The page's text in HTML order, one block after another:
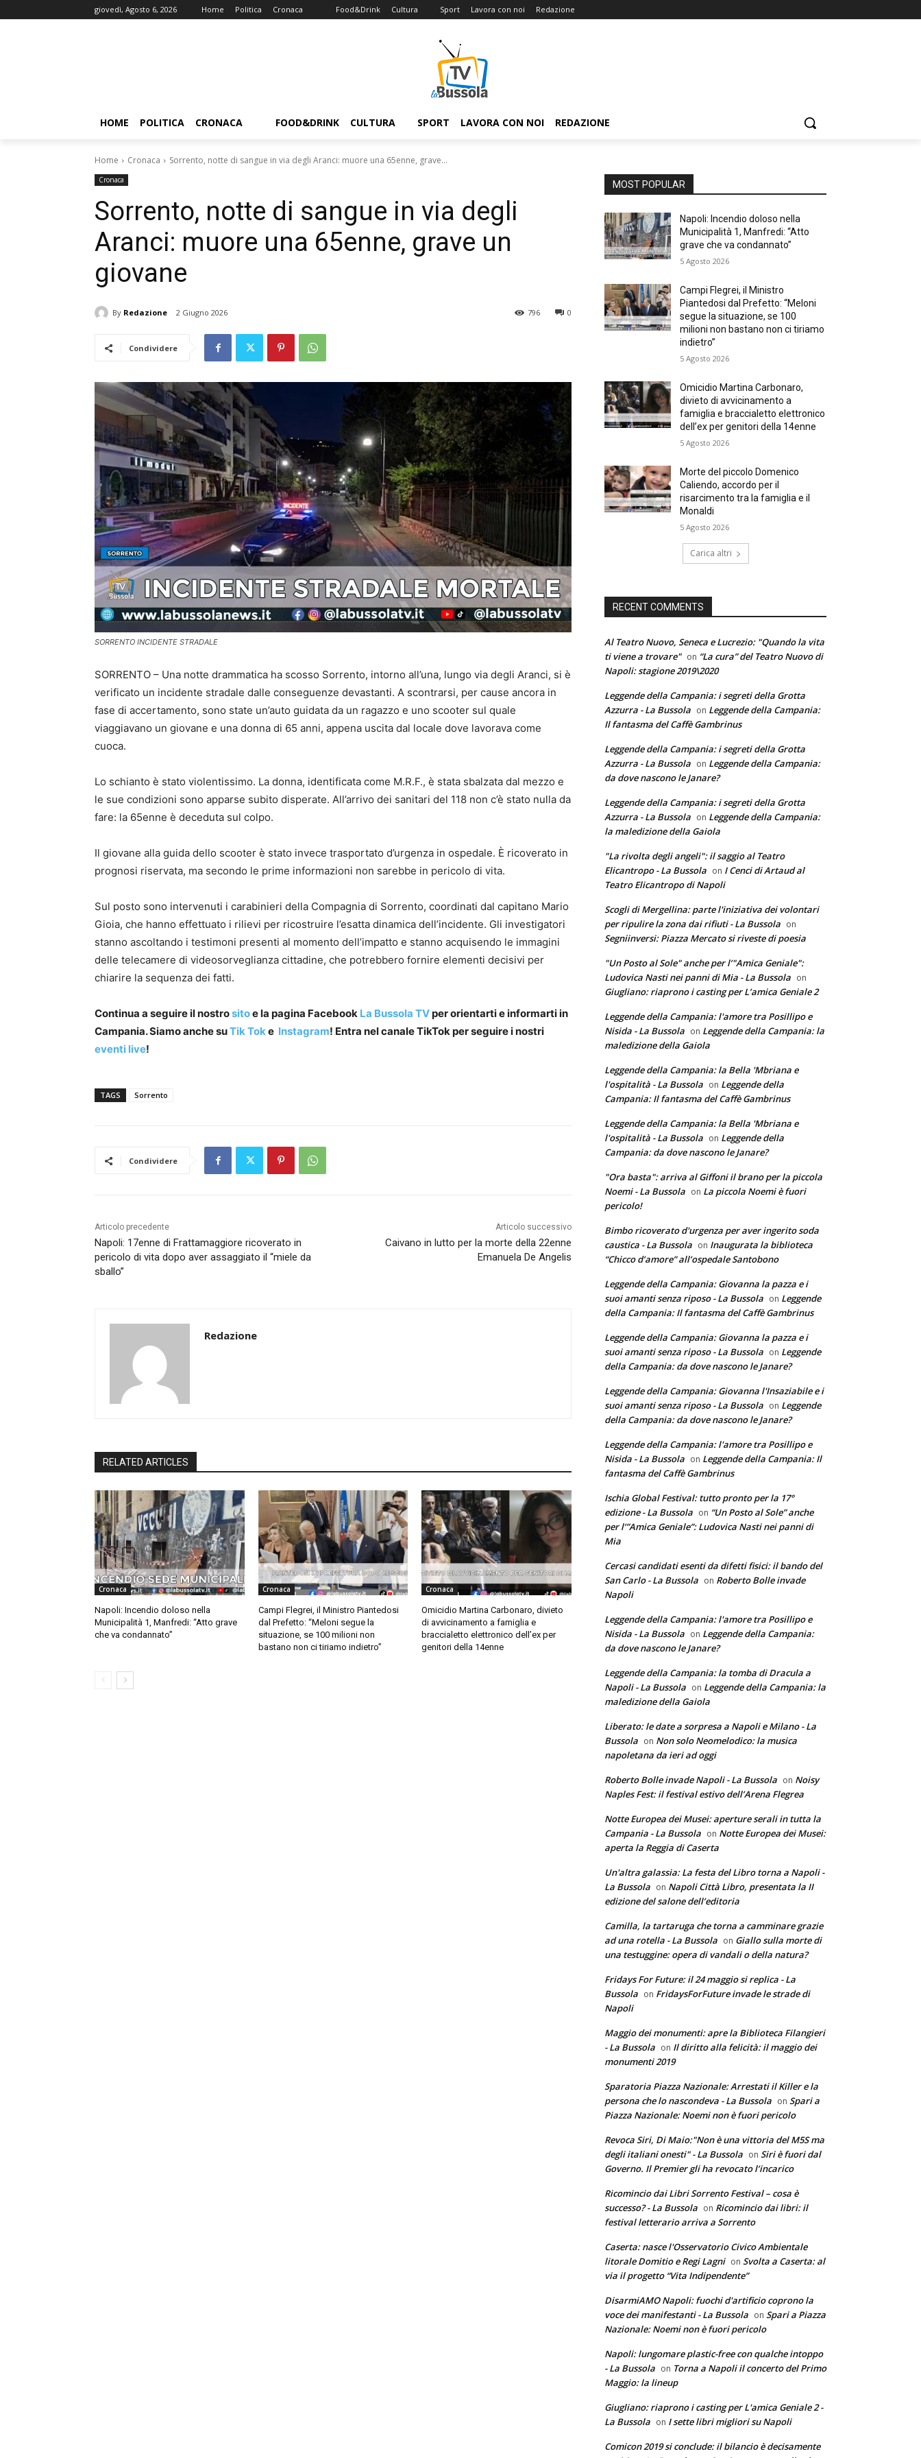
giovedì, Agosto 6, 2026 Home Politica Cronaca Food&Drink Cultura Sport Lavora con noi Redazione
HOME POLITICA CRONACA FOOD&DRINK CULTURA SPORT LAVORA CON NOI REDAZIONE
Home Cronaca Sorrento, notte di sangue in via degli Aranci: muore una 65enne, grave...
Cronaca
Sorrento, notte di sangue in via degli
Aranci: muore una 65enne, grave un
giovane
By Redazione 2 Giugno 2026 0
796
Condividere
SORRENTO INCIDENTE STRADALE
SORRENTO – Una notte drammatica ha scosso Sorrento, intorno all’una, lungo via degli Aranci, si è
verificato un incidente stradale dalle conseguenze devastanti. A scontrarsi, per cause ancora in
fase di accertamento, sono state un’auto guidata da un ragazzo e uno scooter sul quale
viaggiavano un giovane e una donna di 65 anni, appena uscita dal locale dove lavorava come
cuoca.
Lo schianto è stato violentissimo. La donna, identificata come M.R.F., è stata sbalzata dal mezzo e
le sue condizioni sono apparse subito disperate. All’arrivo dei sanitari del 118 non c’è stato nulla da
fare: la 65enne è deceduta sul colpo.
Il giovane alla guida dello scooter è stato invece trasportato d’urgenza in ospedale. È ricoverato in
prognosi riservata, ma secondo le prime informazioni non sarebbe in pericolo di vita.
Sul posto sono intervenuti i carabinieri della Compagnia di Sorrento, coordinati dal capitano Mario
Gioia, che hanno effettuato i rilievi per ricostruire l’esatta dinamica dell’incidente. Gli investigatori
stanno ascoltando i testimoni presenti al momento dell’impatto e stanno acquisendo le immagini
delle telecamere di videosorveglianza cittadine, che potrebbero fornire elementi decisivi per
chiarire la sequenza dei fatti.
Continua a seguire il nostrositoe la pagina Facebook La Bussola TVper orientarti e informarti in
Campania. Siamo anche suTik Toke Instagram! Entra nel canale TikTok per seguire i nostri
eventi live!
TAGS Sorrento
Condividere
Articolo precedente
Napoli: 17enne di Frattamaggiore ricoverato in
pericolo di vita dopo aver assaggiato il “miele da
sballo”
Articolo successivo
Caivano in lutto per la morte della 22enne
Emanuela De Angelis
Redazione
RELATED ARTICLES
Cronaca
Napoli: Incendio doloso nella
Municipalità 1, Manfredi: “Atto grave
che va condannato”
Cronaca
Campi Flegrei, il Ministro Piantedosi
dal Prefetto: “Meloni segue la
situazione, se 100 milioni non
bastano non ci tiriamo indietro”
Cronaca
Omicidio Martina Carbonaro, divieto
di avvicinamento a famiglia e
braccialetto elettronico dell’ex per
genitori della 14enne
MOST POPULAR
Napoli: Incendio doloso nella
Municipalità 1, Manfredi: “Atto
grave che va condannato”
5 Agosto 2026
Campi Flegrei, il Ministro
Piantedosi dal Prefetto: “Meloni
segue la situazione, se 100
milioni non bastano non ci tiriamo
indietro”
5 Agosto 2026
Omicidio Martina Carbonaro,
divieto di avvicinamento a
famiglia e braccialetto elettronico
dell’ex per genitori della 14enne
5 Agosto 2026
Morte del piccolo Domenico
Caliendo, accordo per il
risarcimento tra la famiglia e il
Monaldi
5 Agosto 2026
Carica altri
RECENT COMMENTS
Al Teatro Nuovo, Seneca e Lucrezio: "Quando la vita
ti viene a trovare" on “La cura” del Teatro Nuovo di
Napoli: stagione 2019\2020
Leggende della Campania: i segreti della Grotta
Azzurra - La Bussola on Leggende della Campania:
Il fantasma del Caffè Gambrinus
Leggende della Campania: i segreti della Grotta
Azzurra - La Bussola on Leggende della Campania:
da dove nascono le Janare?
Leggende della Campania: i segreti della Grotta
Azzurra - La Bussola on Leggende della Campania:
la maledizione della Gaiola
"La rivolta degli angeli": il saggio al Teatro
Elicantropo - La Bussola on I Cenci di Artaud al
Teatro Elicantropo di Napoli
Scogli di Mergellina: parte l'iniziativa dei volontari
per ripulire la zona dai rifiuti - La Bussola on
Segniinversi: Piazza Mercato si riveste di poesia
"Un Posto al Sole" anche per l’"Amica Geniale":
Ludovica Nasti nei panni di Mia - La Bussola on
Giugliano: riaprono i casting per L’amica Geniale 2
Leggende della Campania: l'amore tra Posillipo e
Nisida - La Bussola on Leggende della Campania: la
maledizione della Gaiola
Leggende della Campania: la Bella 'Mbriana e
l'ospitalità - La Bussola on Leggende della
Campania: Il fantasma del Caffè Gambrinus
Leggende della Campania: la Bella 'Mbriana e
l'ospitalità - La Bussola on Leggende della
Campania: da dove nascono le Janare?
"Ora basta": arriva al Giffoni il brano per la piccola
Noemi - La Bussola on La piccola Noemi è fuori
pericolo!
Bimbo ricoverato d'urgenza per aver ingerito soda
caustica - La Bussola on Inaugurata la biblioteca
“Chicco d’amore” all’ospedale Santobono
Leggende della Campania: Giovanna la pazza e i
suoi amanti senza riposo - La Bussola on Leggende
della Campania: Il fantasma del Caffè Gambrinus
Leggende della Campania: Giovanna la pazza e i
suoi amanti senza riposo - La Bussola on Leggende
della Campania: da dove nascono le Janare?
Leggende della Campania: Giovanna l'Insaziabile e i
suoi amanti senza riposo - La Bussola on Leggende
della Campania: da dove nascono le Janare?
Leggende della Campania: l'amore tra Posillipo e
Nisida - La Bussola on Leggende della Campania: Il
fantasma del Caffè Gambrinus
Ischia Global Festival: tutto pronto per la 17°
edizione - La Bussola on “Un Posto al Sole” anche
per l’”Amica Geniale”: Ludovica Nasti nei panni di
Mia
Cercasi candidati esenti da difetti fisici: il bando del
San Carlo - La Bussola on Roberto Bolle invade
Napoli
Leggende della Campania: l'amore tra Posillipo e
Nisida - La Bussola on Leggende della Campania:
da dove nascono le Janare?
Leggende della Campania: la tomba di Dracula a
Napoli - La Bussola on Leggende della Campania: la
maledizione della Gaiola
Liberato: le date a sorpresa a Napoli e Milano - La
Bussola on Non solo Neomelodico: la musica
napoletana da ieri ad oggi
Roberto Bolle invade Napoli - La Bussola on Noisy
Naples Fest: il festival estivo dell’Arena Flegrea
Notte Europea dei Musei: aperture serali in tutta la
Campania - La Bussola on Notte Europea dei Musei:
aperta la Reggia di Caserta
Un'altra galassia: La festa del Libro torna a Napoli -
La Bussola on Napoli Città Libro, presentata la II
edizione del salone dell’editoria
Camilla, la tartaruga che torna a camminare grazie
ad una rotella - La Bussola on Giallo sulla morte di
una testuggine: opera di vandali o della natura?
Fridays For Future: il 24 maggio si replica - La
Bussola on FridaysForFuture invade le strade di
Napoli
Maggio dei monumenti: apre la Biblioteca Filangieri
- La Bussola on Il diritto alla felicità: il maggio dei
monumenti 2019
Sparatoria Piazza Nazionale: Arrestati il Killer e la
persona che lo nascondeva - La Bussola on Spari a
Piazza Nazionale: Noemi non è fuori pericolo
Revoca Siri, Di Maio:"Non è una vittoria del M5S ma
degli italiani onesti" - La Bussola on Siri è fuori dal
Governo. Il Premier gli ha revocato l’incarico
Ricomincio dai Libri Sorrento Festival – cosa è
successo? - La Bussola on Ricomincio dai libri: il
festival letterario arriva a Sorrento
Caserta: nasce l'Osservatorio Civico Ambientale
litorale Domitio e Regi Lagni on Svolta a Caserta: al
via il progetto “Vita Indipendente”
DisarmiAMO Napoli: fuochi d'artificio coprono la
voce dei manifestanti - La Bussola on Spari a Piazza
Nazionale: Noemi non è fuori pericolo
Napoli: lungomare plastic-free con qualche intoppo
- La Bussola on Torna a Napoli il concerto del Primo
Maggio: la lineup
Giugliano: riaprono i casting per L'amica Geniale 2 -
La Bussola on I sette libri migliori su Napoli
Comicon 2019 si conclude: il bilancio è decisamente